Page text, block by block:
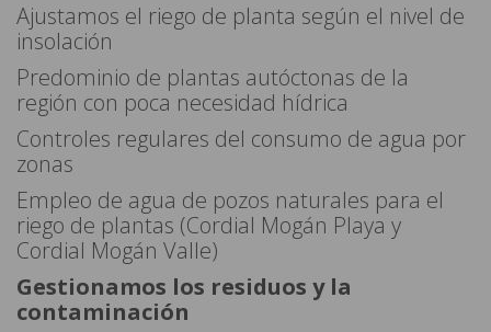
Ajustamos el riego de planta según el nivel de
insolación
Predominio de plantas autóctonas de la
región con poca necesidad hídrica
Controles regulares del consumo de agua por
zonas
Empleo de agua de pozos naturales para el
riego de plantas (Cordial Mogán Playa y
Cordial Mogán Valle)
Gestionamos los residuos y la
contaminación